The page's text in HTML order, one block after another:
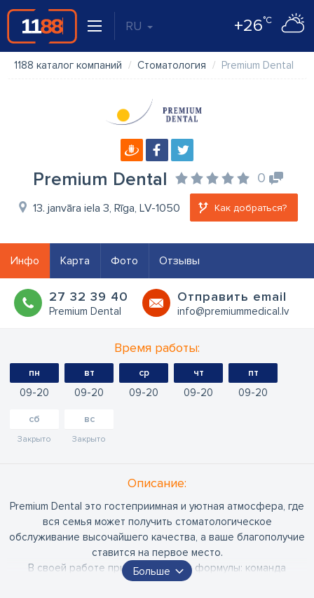
RU +26°C
1188 каталог компаний Стоматология Premium Dental
Premium Dental 0
13. janvāra iela 3, Rīga, LV-1050 Как добраться?
Инфо Карта Фото Отзывы
27 32 39 40
Premium Dental
Oтправить email
info@premiummedical.lv
Время работы:
пн
09 20
вт
09 20
ср
09 20
чт
09 20
пт
09 20
сб
Закрыто
вс
Закрыто
Oписание:
Premium Dental это гостеприимная и уютная атмосфера, где
вся семья может получить стоматологическое
обслуживание высочайшего качества, а ваше благополучие
ставится на первое место.
В своей работе придерживаемся формулы: команда
высококвалифицированных специалистов, премиум/
Больше